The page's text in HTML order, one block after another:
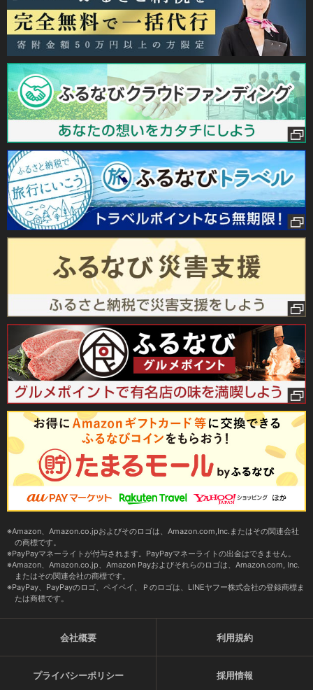
Amazon、Amazon.co.jpおよびそのロゴは、Amazon.com,Inc.またはその関連会社
の商標です。
PayPayマネーライトが付与されます。PayPayマネーライトの出金はできません。
Amazon、Amazon.co.jp、Amazon Payおよびそれらのロゴは、Amazon.com, Inc.
またはその関連会社の商標です。
PayPay、PayPayのロゴ、ペイペイ、Ｐのロゴは、LINEヤフー株式会社の登録商標ま
たは商標です。
会社概要 利用規約
プライバシーポリシー 採用情報